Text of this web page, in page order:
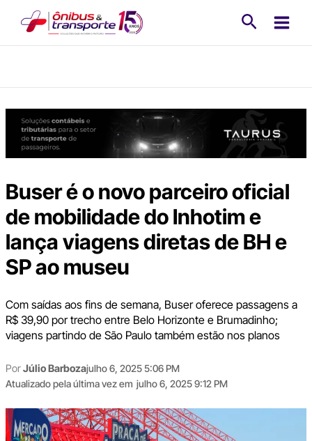
Buser é o novo parceiro oficial
de mobilidade do Inhotim e
lança viagens diretas de BH e
SP ao museu
Com saídas aos fins de semana, Buser oferece passagens a
R$ 39,90 por trecho entre Belo Horizonte e Brumadinho;
viagens partindo de São Paulo também estão nos planos
PorJúlio Barbozajulho 6, 2025 5:06 PM
Atualizado pela última vez em julho 6, 2025 9:12 PM